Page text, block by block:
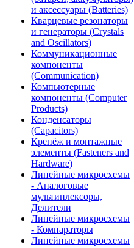
и аксессуары (Batteries)
Кварцевые резонаторы
и генераторы (Crystals
and Oscillators)
Коммуникационные
компоненты
(Communication)
Компьютерные
компоненты (Computer
Products)
Конденсаторы
(Capacitors)
Крепёж и монтажные
элементы (Fasteners and
Hardware)
Линейные микросхемы
- Аналоговые
мультиплексоры,
Делители
Линейные микросхемы
- Компараторы
Линейные микросхемы